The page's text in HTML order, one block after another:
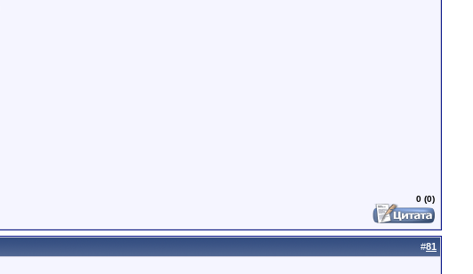
0 (0)
#81